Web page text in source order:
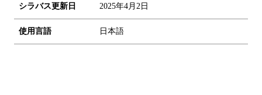
シラバス更新日 2025年4月2日
使用言語 日本語